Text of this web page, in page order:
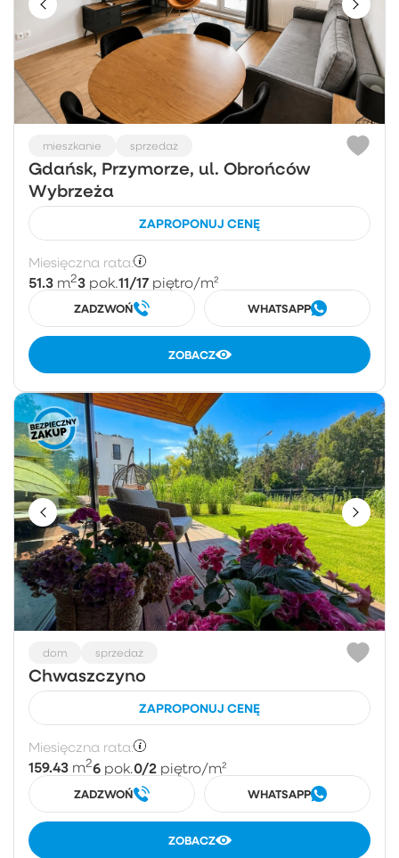
mieszkanie sprzedaż
Gdańsk, Przymorze, ul. Obrońców
Wybrzeża
ZAPROPONUJ CENĘ
Miesięczna rata:
51.3 m23 pok.11/17 piętro/m²
ZADZWOŃ WHATSAPP
ZOBACZ
dom sprzedaż
Chwaszczyno
ZAPROPONUJ CENĘ
Miesięczna rata:
159.43 m26 pok.0/2 piętro/m²
ZADZWOŃ WHATSAPP
ZOBACZ